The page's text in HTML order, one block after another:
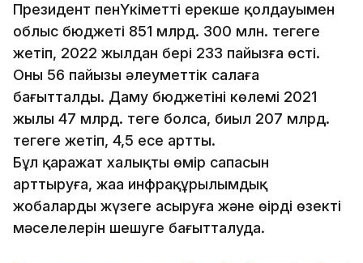
Президент пенҮкіметтің ерекше қолдауымен
облыс бюджеті 851 млрд. 300 млн. теңгеге
жетіп, 2022 жылдан бері 233 пайызға өсті.
Оның 56 пайызы әлеуметтік салаға
бағытталды. Даму бюджетінің көлемі 2021
жылы 47 млрд. теңге болса, биыл 207 млрд.
теңгеге жетіп, 4,5 есе артты.
Бұл қаражат халықтың өмір сапасын
арттыруға, жаңа инфрақұрылымдық
жобаларды жүзеге асыруға және өңірдің өзекті
мәселелерін шешуге бағытталуда.